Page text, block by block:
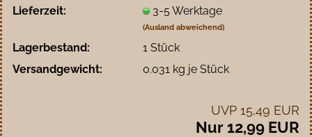
Lieferzeit:
3-5 Werktage
(Ausland abweichend)
Lagerbestand: 1 Stück
Versandgewicht:
0.031 kg je Stück
UVP 15,49 EUR
Nur 12,99 EUR